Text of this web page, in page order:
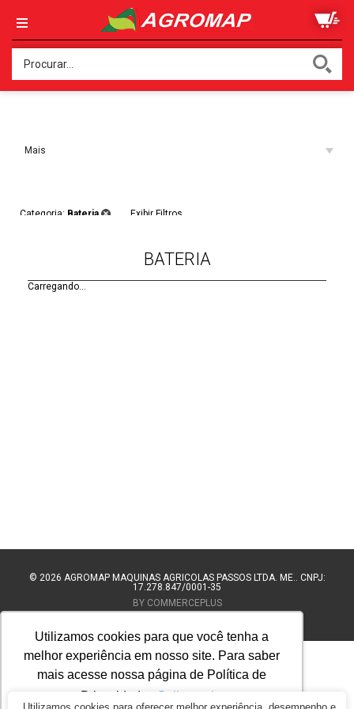
Utilizamos cookies para que você tenha a
melhor experiência em nosso site. Para saber
mais acesse nossa página de Política de
Privacidade.
Saiba mais
Mais
Categoria: Bateria Exibir Filtros
BATERIA
Carregando...
© 2026 AGROMAP MAQUINAS AGRÍCOLAS PASSOS LTDA. ME.. CNPJ:
17.278.847/0001-35
BY COMMERCEPLUS